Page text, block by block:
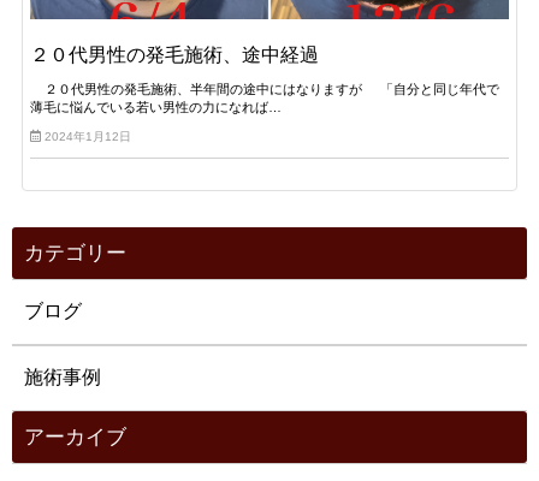
２０代男性の発毛施術、途中経過
２０代男性の発毛施術、半年間の途中にはなりますが 「自分と同じ年代で
薄毛に悩んでいる若い男性の力になれば…
2024年1月12日
カテゴリー
ブログ
施術事例
アーカイブ